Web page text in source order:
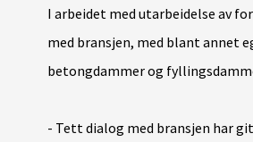
I arbeidet med utarbeidelse av
med bransjen, med blant annet
betongdammer og
- Tett dialog med bransjen har